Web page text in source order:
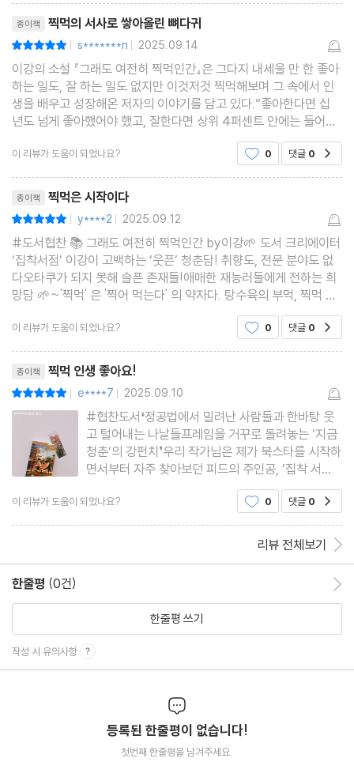
종이책 찍먹의 서사로 쌓아올린 뼈다귀
| s*******n | 2025.09.14
이강의 소설 『그래도 여전히 찍먹인간』은 그다지 내세울 만 한 좋아
하는 일도, 잘 하는 일도 없지만 이것저것 찍먹해보며 그 속에서 인
생을 배우고 성장해온 저자의 이야기를 담고 있다.“좋아한다면 십
년도 넘게 좋아했어야 했고, 잘한다면 상위 4퍼센트 안에는 들어야
했다.” - 에필로그이것저것 찍먹 해보다가 아니다 싶으면 뱉고, 맞
다 싶으면 소스를 죄다 부어버리는 인생. 어떤
이 리뷰가 도움이 되었나요? 0 댓글 0
종이책 찍먹은 시작이다
| y****2 | 2025.09.12
#도서협찬 📚 그래도 여전히 찍먹인간 by이강🌱 도서 크리에이터
‘집착서점’ 이강이 고백하는 ‘웃픈’ 청춘담! 취향도, 전문 분야도 없
다오타쿠가 되지 못해 슬픈 존재들!애매한 재능러들에게 전하는 희
망담 🌱~'찍먹' 은 '찍어 먹는다' 의 약자다. 탕수육의 부먹, 찍먹 논
다. '다 먹지 않고, 살짝 찍어 먹었
이 리뷰가 도움이 되었나요? 0 댓글 0
종이책 찍먹 인생 좋아요!
| e****7 | 2025.09.10
#협찬도서❛정공법에서 밀려난 사람들과 한바탕 웃
고 털어내는 나날들프레임을 거꾸로 돌려놓는 ‘지금
청춘‘의 강펀치❜우리 작가님은 제가 북스타를 시작하
면서부터 자주 찾아보던 피드의 주인공, ’집착 서
점‘이라는 이름으로 활동하고 계신 인플루언서예요.
그래서 이 책에 신청하게 된 계기도 컸고, 동시에 이
이 리뷰가 도움이 되었나요? 0 댓글 0
리뷰 전체보기
한줄평 (0건)
한줄평 쓰기
작성 시 유의사항
등록된 한줄평이 없습니다!
첫번째 한줄평을 남겨주세요.